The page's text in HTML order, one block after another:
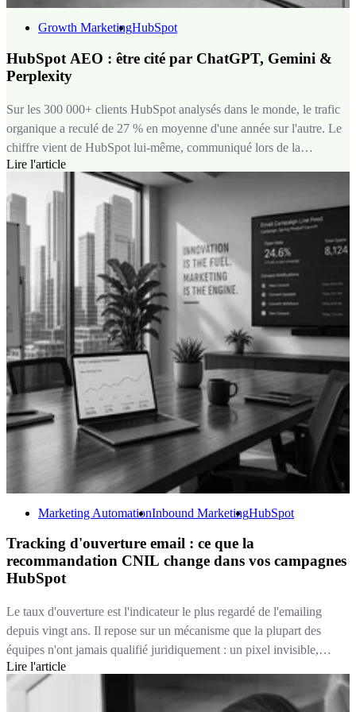
Growth MarketingHubSpot
HubSpot AEO : être cité par ChatGPT, Gemini &
Perplexity
Sur les 300 000+ clients HubSpot analysés dans le monde, le trafic
organique a reculé de 27 % en moyenne d'une année sur l'autre. Le
chiffre vient de HubSpot lui-même, communiqué lors de la
publication de ses résultats du premier trimestre 2026 et repris dans
le webinar que nous avons co-animé avec l'éditeur en juin dernier.
Ce trafic n'a pas disparu. Il s'est déplacé vers ChatGPT, Gemini,
Perplexity, et autres LLM, là où vos acheteurs posent désormais
leurs questions et construisent leur short-list sans passer
nécessairement par une page de résultats Google.
Lire l'article
Marketing AutomationInbound MarketingHubSpot
Tracking d'ouverture email : ce que la
recommandation CNIL change dans vos campagnes
HubSpot
Le taux d'ouverture est l'indicateur le plus regardé de l'emailing
depuis vingt ans. Il repose sur un mécanisme que la plupart des
équipes n'ont jamais qualifié juridiquement : un pixel invisible,
chargé à l'ouverture du message. Depuis le 14 avril 2026, ce
mécanisme relève du même régime que les cookies. Autrement dit,
pour une bonne partie de vos usages, mesurer une ouverture
Lire l'article